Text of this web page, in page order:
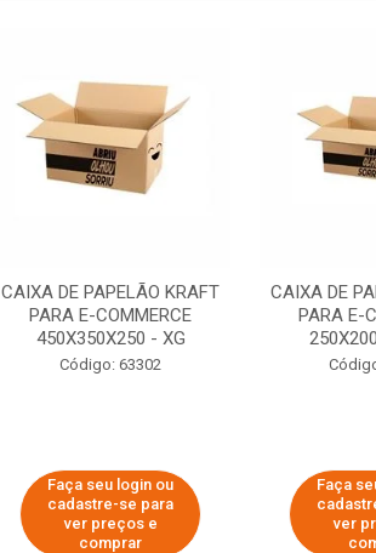
CAIXA DE PAPELÃO KRAFT
PARA E-COMMERCE
450X350X250 - XG
Código: 63302
Faça seu login ou
cadastre-se para
ver preços e
comprar
CAIXA DE
PARA E-
Faça
ver